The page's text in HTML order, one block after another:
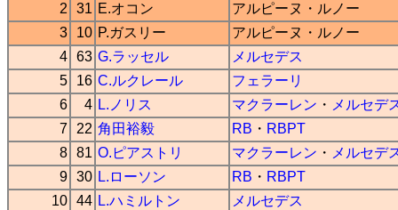
2
31 E.オコン アルピーヌ ・ ルノー
3
10 P.ガスリー アルピーヌ ・ ルノー
4 63 G.ラッセル
メルセデス
5
16 C.ルクレール
フェラーリ
6
4 L.ノリス マクラーレン ・ メルセデ
7
22 角田裕毅 RB ・ RBPT
8 81 O.ピアストリ マクラーレン ・ メルセデ
9 30 L.ローソン RB ・ RBPT
10 44 L.ハミルトン
メルセデス